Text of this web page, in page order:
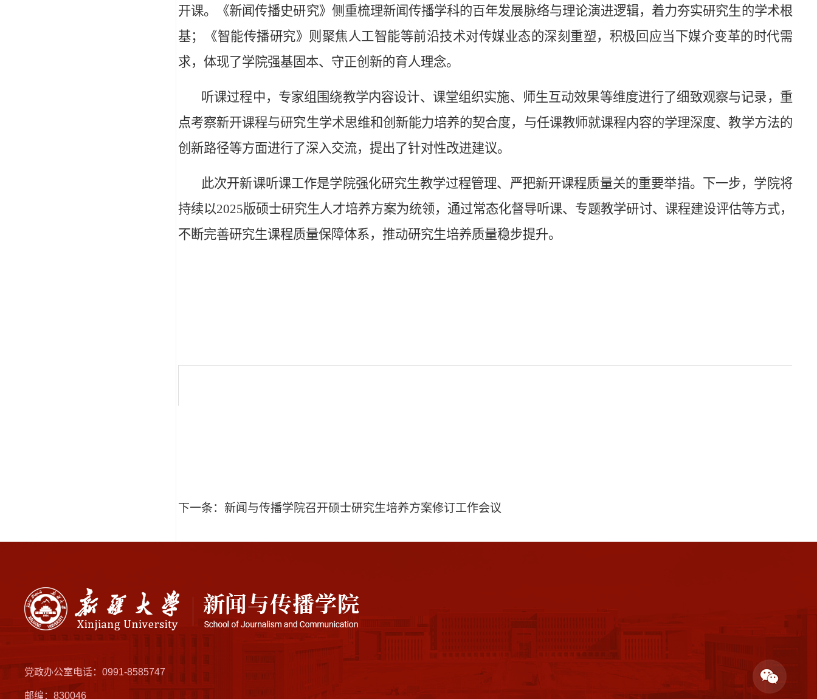
开课。《新闻传播史研究》侧重梳理新闻传播学科的百年发展脉络与理论演进逻辑，着力夯实研究生的学术根
基；《智能传播研究》则聚焦人工智能等前沿技术对传媒业态的深刻重塑，积极回应当下媒介变革的时代需
求，体现了学院强基固本、守正创新的育人理念。
听课过程中，专家组围绕教学内容设计、课堂组织实施、师生互动效果等维度进行了细致观察与记录，重
点考察新开课程与研究生学术思维和创新能力培养的契合度， 与任课教师就课程内容的学理深度、教学方法的
创新路径等方面进行了深入交流，提出了针对性改进建议。
此次开新课听课工作是学院强化研究生教学过程管理、严把新开课程质量关的重要举措。下一步，学院将
持续以2025版硕士研究生人才培养方案为统领，通过常态化督导听课、专题教学研讨、课程建设评估等方式，
不断完善研究生课程质量保障体系，推动研究生培养质量稳步提升。
下一条： 新闻与传播学院召开硕士研究生培养方案修订工作会议
党政办公室电话：0991-8585747
邮编：830046